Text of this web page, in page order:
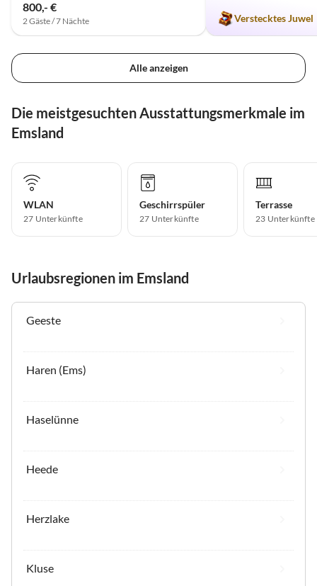
800,- €
2 Gäste / 7 Nächte Verstecktes Juwel
Alle anzeigen
Die meistgesuchten Ausstattungsmerkmale im
Emsland
WLAN
27 Unterkünfte
Geschirrspüler
27 Unterkünfte
Terrasse
23 Unterkünfte
Urlaubsregionen im Emsland
Geeste
Haren (Ems)
Haselünne
Heede
Herzlake
Kluse